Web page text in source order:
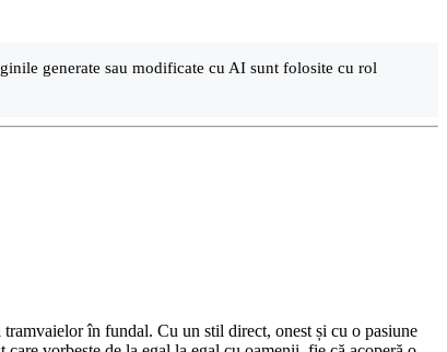
generate sau modificate cu AI sunt folosite cu rol
în fundal. Cu un stil direct, onest și cu o pasiune